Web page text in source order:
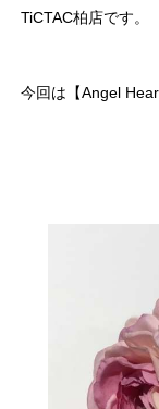
TiCTAC柏店です。
今回は【Angel